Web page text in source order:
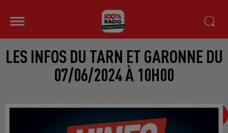
LES INFOS DU TARN ET GARONNE DU
07/06/2024 À 10H00